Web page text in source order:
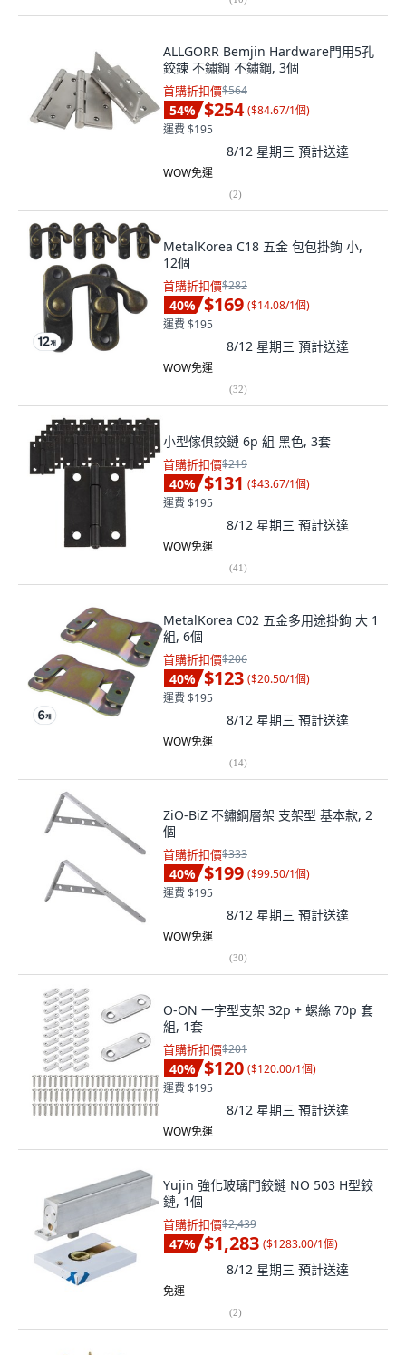
ALLGORR Bemjin Hardware門用5孔
鉸鍊 不鏽鋼 不鏽鋼, 3個
首購折扣價$564
54% $254 ($84.67/1個)
運費 $195
8/12 星期三 預計送達
WOW免運
(2)
MetalKorea C18 五金 包包掛鉤 小,
12個
首購折扣價$282
40% $169 ($14.08/1個)
運費 $195
8/12 星期三 預計送達
WOW免運
(32)
小型傢俱鉸鏈 6p 組 黑色, 3套
首購折扣價$219
40% $131 ($43.67/1個)
運費 $195
8/12 星期三 預計送達
WOW免運
(41)
MetalKorea C02 五金多用途掛鉤 大 1
組, 6個
首購折扣價$206
40% $123 ($20.50/1個)
運費 $195
8/12 星期三 預計送達
WOW免運
(14)
ZiO-BiZ 不鏽鋼層架 支架型 基本款, 2
個
首購折扣價$333
40% $199 ($99.50/1個)
運費 $195
8/12 星期三 預計送達
WOW免運
(30)
O-ON 一字型支架 32p + 螺絲 70p 套
組, 1套
首購折扣價$201
40% $120 ($120.00/1個)
運費 $195
8/12 星期三 預計送達
WOW免運
Yujin 強化玻璃門鉸鏈 NO 503 H型鉸
鏈, 1個
首購折扣價$2,439
47% $1,283 ($1283.00/1個)
8/12 星期三 預計送達
免運
(2)